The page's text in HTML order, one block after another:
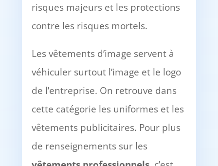
risques majeurs et les protections
contre les risques mortels.
Les vêtements d’image servent à
véhiculer surtout l’image et le logo
de l’entreprise. On retrouve dans
cette catégorie les uniformes et les
vêtements publicitaires. Pour plus
de renseignements sur les